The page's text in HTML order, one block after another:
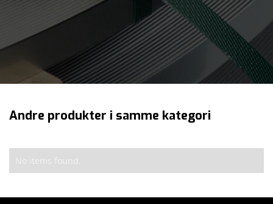
Andre produkter i samme kategori